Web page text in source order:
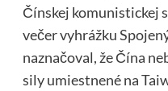
Čínskej komunistickej
večer vyhrážku
naznačoval, že Čína
sily umiestnené na